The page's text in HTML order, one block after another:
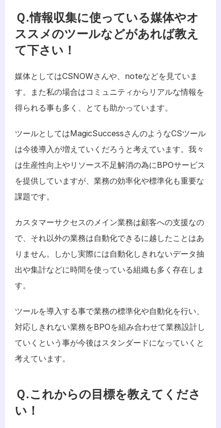
Ｑ.情報収集に使っている媒体やオ
ススメのツールなどがあれば教え
て下さい！
媒体としてはCSNOWさんや、noteなどを見ていま
す。また私の場合はコミュニティからリアルな情報を
得られる事も多く、とても助かっています。
ツールとしてはMagicSuccessさんのようなCSツール
は今後導入が増えていくだろうと考えています。我々
は生産性向上やリソース不足解消の為にBPOサービス
を提供していますが、業務の効率化や標準化も重要な
課題です。
カスタマーサクセスのメイン業務は顧客への支援なの
で、それ以外の業務は自動化できるに越したことはあ
りません。しかし実際には自動化しきれないデータ抽
出や集計などに時間を使っている組織も多く存在しま
す。
ツールを導入する事で業務の標準化や自動化を行い、
対応しきれない業務をBPOを組み合わせて業務設計し
ていくという事が今後はスタンダードになっていくと
考えています。
Ｑ.これからの目標を教えてくださ
い！